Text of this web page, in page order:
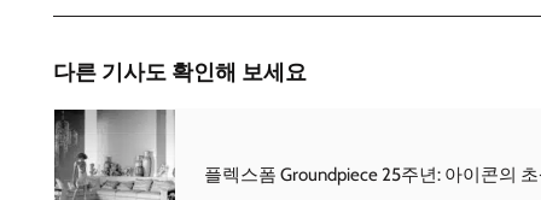
다른 기사도 확인해 보세요
플렉스폼 Groundpiece 25주년: 아이콘의